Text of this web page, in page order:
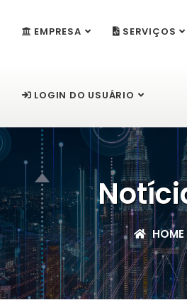
EMPRESA SERVIÇOS
LOGIN DO USUÁRIO
HOME